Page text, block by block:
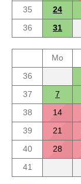
35
24
36
31
Mo
36
37
7
38
14
39
21
40
28
41